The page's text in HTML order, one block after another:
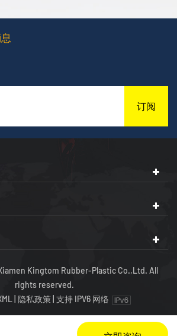
订阅
Kingtom Rubber-Plastic Co.,Ltd. All
rights reserved.
| 隐私政策| 支持 IPV6 网络